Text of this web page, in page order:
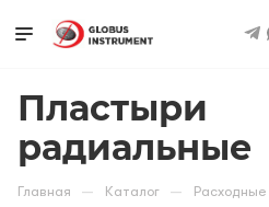
Пластыри
радиальные
Главная — Каталог —